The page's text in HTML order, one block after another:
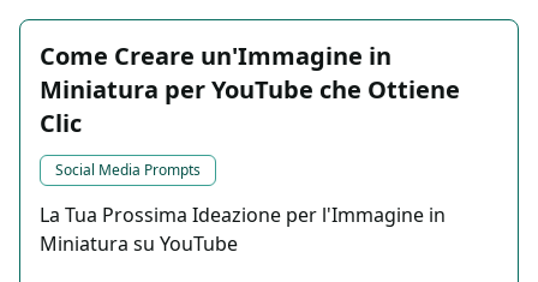
Come Creare un'Immagine in
Miniatura per YouTube che Ottiene
Clic
Social Media Prompts
La Tua Prossima Ideazione per l'Immagine in
Miniatura su YouTube